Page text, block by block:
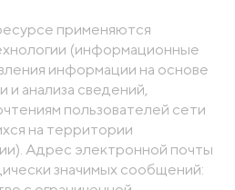
применяются
(информационные
информации на основе
и анализа сведений,
пользователей сети
на территории
Адрес электронной почты
значимых сообщений: